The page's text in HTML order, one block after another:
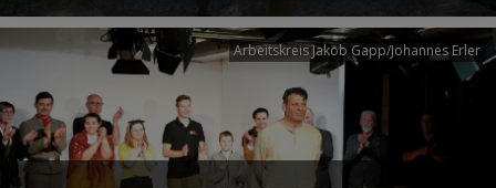
Arbeitskreis Jakob Gapp/Johannes Erler